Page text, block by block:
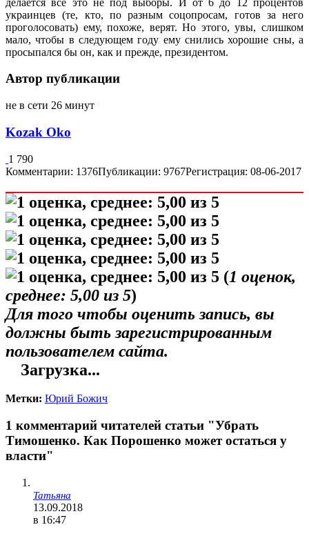
украинцев (те, кто, по разным соцопросам, готов за него
проголосовать) ему, похоже, верят. Но этого, увы, слишком
мало, чтобы в следующем году ему снились хорошие сны, а
просыпался бы он, как и прежде, президентом.
Автор публикации
не в сети 26 минут
Kozak Oko
1 790
Комментарии: 1376Публикации: 9767Регистрация: 08-06-2017
(1 оценок,
среднее: 5,00 из 5)
Для того чтобы оценить запись, вы
должны быть зарегистрированным
пользователем сайта.
Загрузка...
Метки: Юрий Божич
1 комментарий читателей статьи "Убрать
Тимошенко. Как Порошенко может остаться у
власти"
Татьяна
13.09.2018
в 16:47